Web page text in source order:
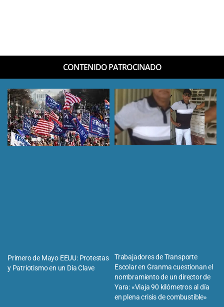
CONTENIDO PATROCINADO
Primero de Mayo EEUU: Protestas
y Patriotismo en un Día Clave
Trabajadores de Transporte
Escolar en Granma cuestionan el
nombramiento de un director de
Yara: «Viaja 90 kilómetros al día
en plena crisis de combustible»